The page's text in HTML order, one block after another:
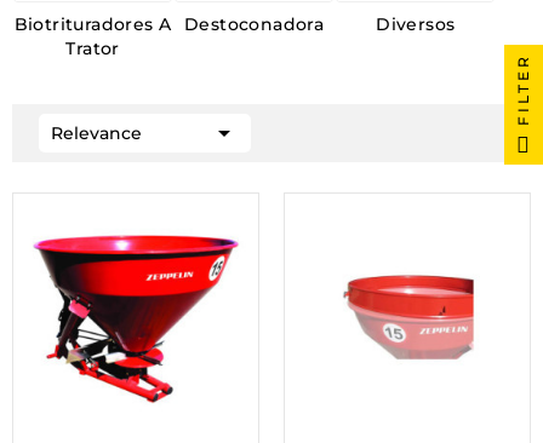
Biotrituradores A
Trator
Destoconadora Diversos
Relevance 
FILTER